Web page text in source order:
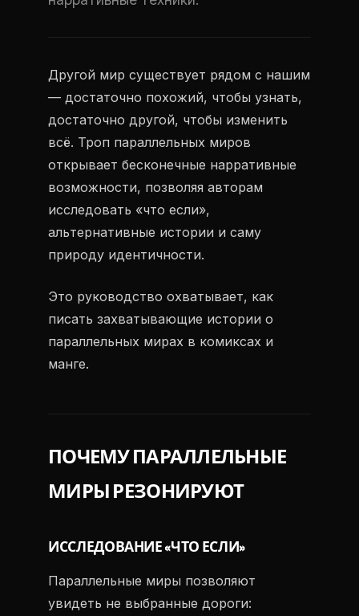
Другой мир существует рядом с нашим
— достаточно похожий, чтобы узнать,
достаточно другой, чтобы изменить
всё. Троп параллельных миров
открывает бесконечные нарративные
возможности, позволяя авторам
исследовать «что если»,
альтернативные истории и саму
природу идентичности.
Это руководство охватывает, как
писать захватывающие истории о
параллельных мирах в комиксах и
манге.
ПОЧЕМУ ПАРАЛЛЕЛЬНЫЕ
МИРЫ РЕЗОНИРУЮТ
ИССЛЕДОВАНИЕ «ЧТО ЕСЛИ»
Параллельные миры позволяют
увидеть не выбранные дороги: